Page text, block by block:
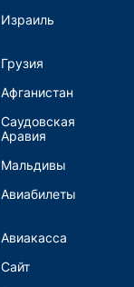
Израиль
Грузия
Афганистан
Саудовская
Аравия
Мальдивы
Авиабилеты
Авиакасса
Сайт